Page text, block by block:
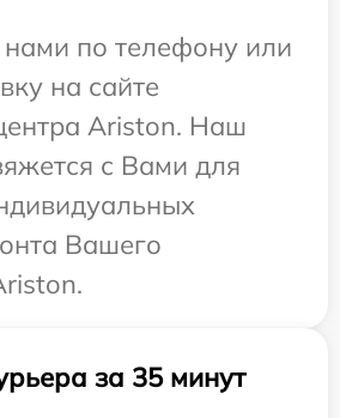
по телефону или
на сайте
Ariston. Наш
с Вами для
Вашего
за 35 минут